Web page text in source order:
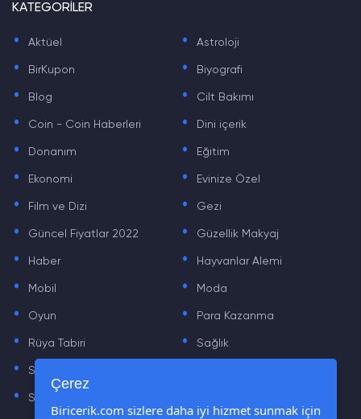
KATEGORİLER
. Aktüel . Astroloji
. BirKupon . Biyografi
. Blog . Cilt Bakımı
. Coin - Coin Haberleri . Dini içerik
. Donanım . Eğitim
. Ekonomi . Evinize Özel
. Film ve Dizi . Gezi
. Güncel Fiyatlar 2022 . Güzellik Makyaj
. Haber . Hayvanlar Alemi
. Mobil . Moda
. Oyun . Para Kazanma
. Rüya Tabiri . Sağlık
. Sinema .
. Sözler
Çerez
Biricerik.com sizlere daha iyi hizmet sunmak için